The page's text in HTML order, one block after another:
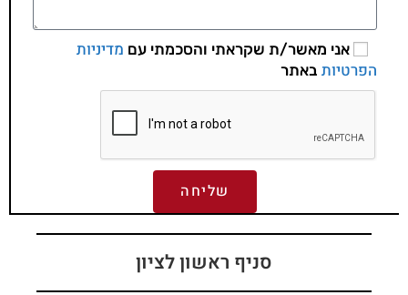
אני מאשר/ת שקראתי והסכמתי עם מדיניות
הפרטיות באתר
שליחה
סניף ראשון לציון